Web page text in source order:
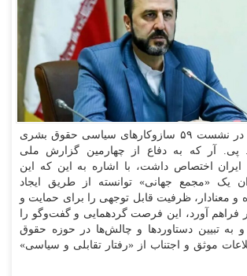
کاظم غریب‌آبادی در نشست ۵۹ سازوکار‌های سیاسی حقوق بشری
پی. آر که به دفاع از چهارمین گزارش ملی
اختصاص داشت، با اشاره به این که این
یک «مجمع جهانی» توانسته از طریق ایجاد
معنادار، ظرفیت قابل توجهی را برای حمایت و
فراهم آورد، این فرصت گردهمایی و گفت‌و‌گو را
به تبیین دستاورد‌ها و چالش‌ها در حوزه حقوق
موثق و اجتناب از «رفتار تقابلی و سیاسی»